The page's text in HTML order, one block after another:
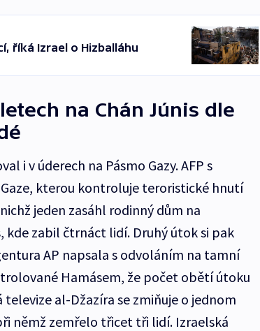
říká Izrael o Hizballáhu
na Chán Júnis dle
i v úderech na Pásmo Gazy. AFP s
kterou kontroluje teroristické hnutí
jeden zasáhl rodinný dům na
kde zabil čtrnáct lidí. Druhý útok si pak
AP napsala s odvoláním na tamní
Hamásem, že počet obětí útoku
al-Džazíra se zmiňuje o jednom
němž zemřelo třicet tři lidí. Izraelská